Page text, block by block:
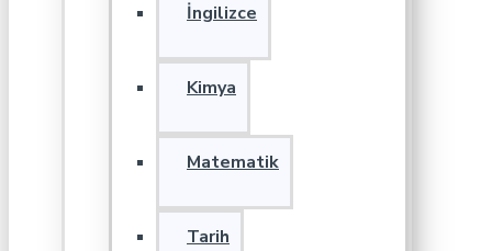
İngilizce
Kimya
Matematik
Tarih